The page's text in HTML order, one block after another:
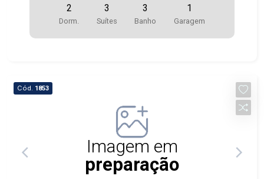
2
Dorm.
3
Suítes
3
Banho
1
Garagem
Cód. 1853
Imagem em
preparação